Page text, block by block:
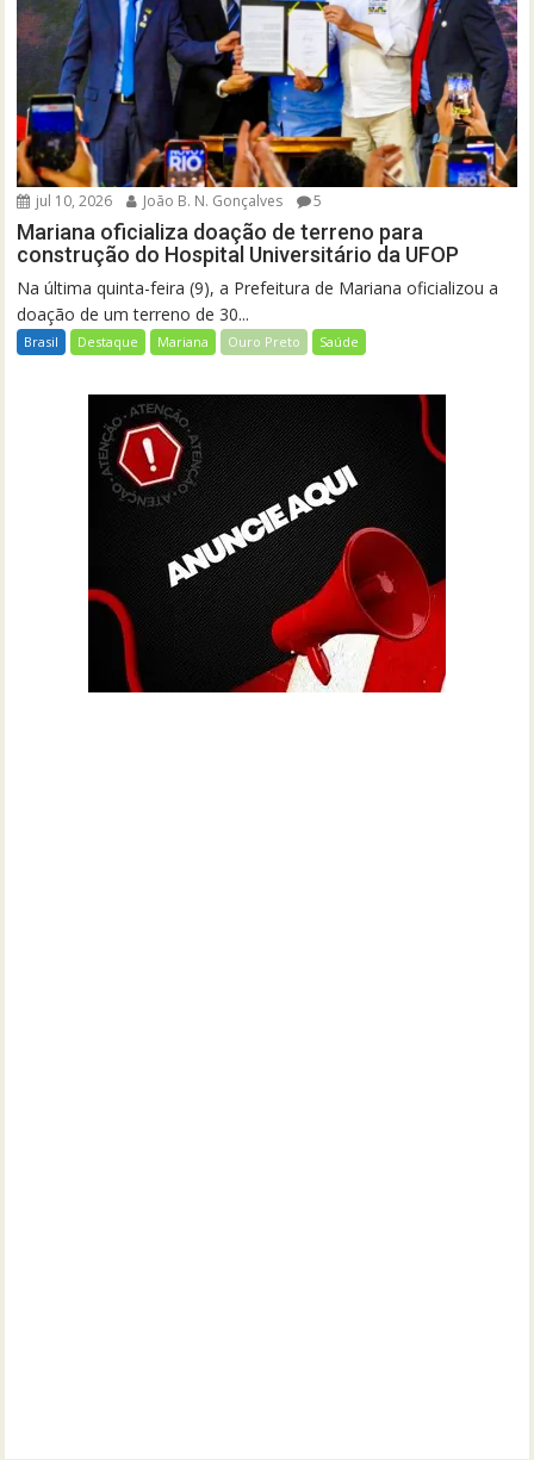
jul 10, 2026 João B. N. Gonçalves 5
Mariana oficializa doação de terreno para
construção do Hospital Universitário da UFOP
Na última quinta-feira (9), a Prefeitura de Mariana oficializou a
doação de um terreno de 30...
Brasil Destaque Mariana Ouro Preto Saúde